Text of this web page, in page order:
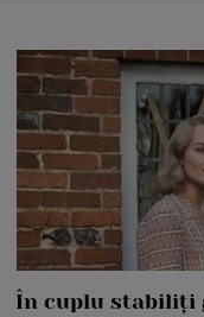
În cuplu stabiliți